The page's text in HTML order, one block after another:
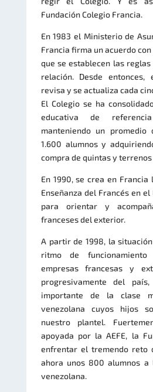
Fundación Colegio Francia.
En 1983 el Ministerio de
Francia firma un acuerdo
que se establecen las
relación. Desde entonces,
revisa y se actualiza cada
El Colegio se ha
educativa de
manteniendo un
1.600 alumnos y
compra de quintas y
En 1990, se crea en Francia
Enseñanza del Francés en el
para orientar y
franceses del exterior.
A partir de 1998, la
ritmo de funcionamiento
empresas francesas y
progresivamente del
importante de la clase
venezolana cuyos hijos
nuestro plantel.
apoyada por la AEFE, la
enfrentar el tremendo reto
ahora unos 800 alumnos a
venezolana.